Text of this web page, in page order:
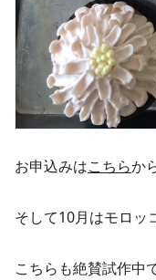
お申込みはこちらか
そして10月はモロッ
こちらも絶賛試作中